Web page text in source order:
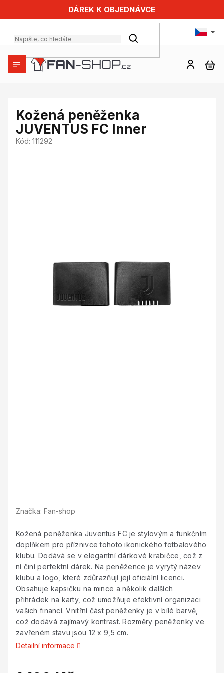
obsah
DÁREK K OBJEDNÁVCE
HLEDAT
Kožená peněženka
JUVENTUS FC Inner
Kód: 111292
Značka: Fan-shop
Kožená peněženka Juventus FC je stylovým a funkčním
doplňkem pro příznivce tohoto ikonického fotbalového
klubu. Dodává se v elegantní dárkové krabičce, což z
ní činí perfektní dárek. Na peněžence je vyrytý název
klubu a logo, které zdůrazňují její oficiální licenci.
Obsahuje kapsičku na mince a několik dalších
přihrádek na karty, což umožňuje efektivní organizaci
vašich financí. Vnitřní část peněženky je v bílé barvě,
což dodává zajímavý kontrast. Rozměry peněženky ve
zavřeném stavu jsou 12 x 9,5 cm.
Detailní informace